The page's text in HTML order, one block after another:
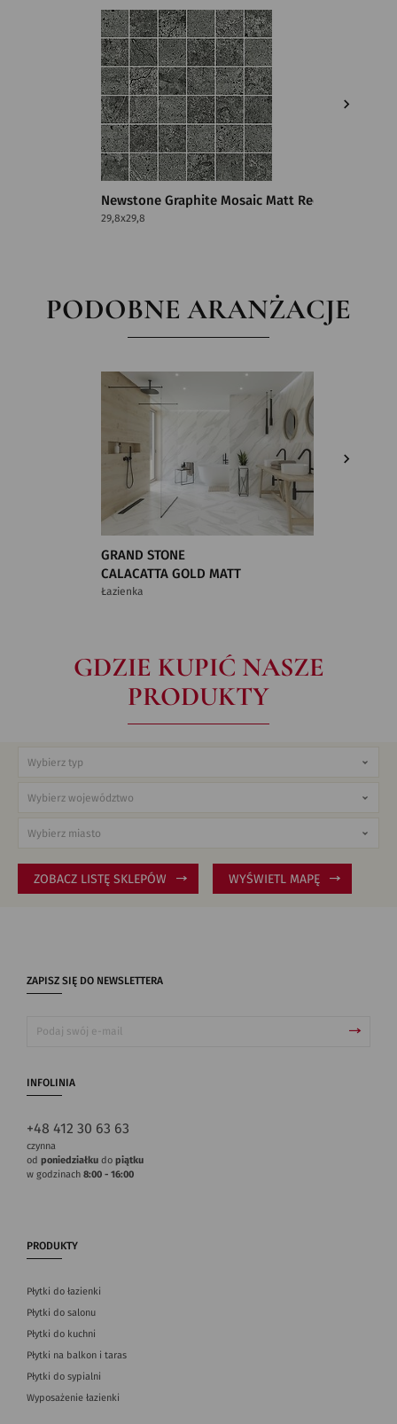
Newstone Graphite Mosaic Matt Rect
29,8x29,8
PODOBNE ARANŻACJE
GRAND STONE
CALACATTA GOLD MATT
Łazienka
GDZIE KUPIĆ NASZE
PRODUKTY
ZOBACZ LISTĘ SKLEPÓW WYŚWIETL MAPĘ
ZAPISZ SIĘ DO NEWSLETTERA
INFOLINIA
+48 412 30 63 63
czynna
od poniedziałku do piątku
w godzinach 8:00 - 16:00
PRODUKTY
Płytki do łazienki
Płytki do salonu
Płytki do kuchni
Płytki na balkon i taras
Płytki do sypialni
Wyposażenie łazienki